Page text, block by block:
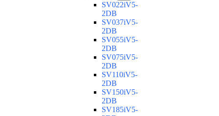
SV022iV5-
2DB
SV037iV5-
2DB
SV055iV5-
2DB
SV075iV5-
2DB
SV110iV5-
2DB
SV150iV5-
2DB
SV185iV5-